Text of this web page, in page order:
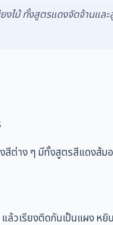
งไม้ ทั้งสูตรแดงจัดจ้านแ
ต่าง ๆ มีทั้งสูตรสีแดงส้
ล้วเรียงติดกันเป็นแผง หยิ